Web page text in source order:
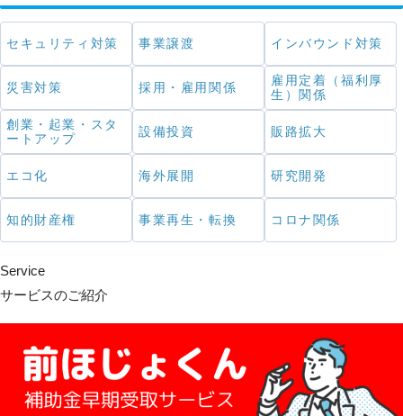
セキュリティ対策 事業譲渡 インバウンド対策
災害対策 採用・雇用関係
雇用定着（福利厚
生）関係
創業・起業・スタ
ートアップ
設備投資 販路拡大
エコ化 海外展開 研究開発
知的財産権 事業再生・転換 コロナ関係
Service
サービスのご紹介